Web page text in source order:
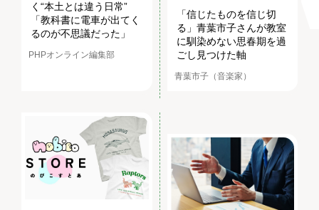
く“本土とは違う日常”
「教科書に電車が出てく
るのが不思議だった」
PHPオンライン編集部
「信じたものを信じ切
る」青葉市子さんが教室
に馴染めない思春期を過
ごし見つけた軸
青葉市子（音楽家）